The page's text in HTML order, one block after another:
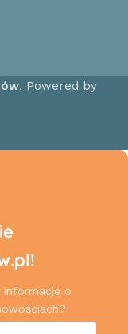
. Powered by
informacje o